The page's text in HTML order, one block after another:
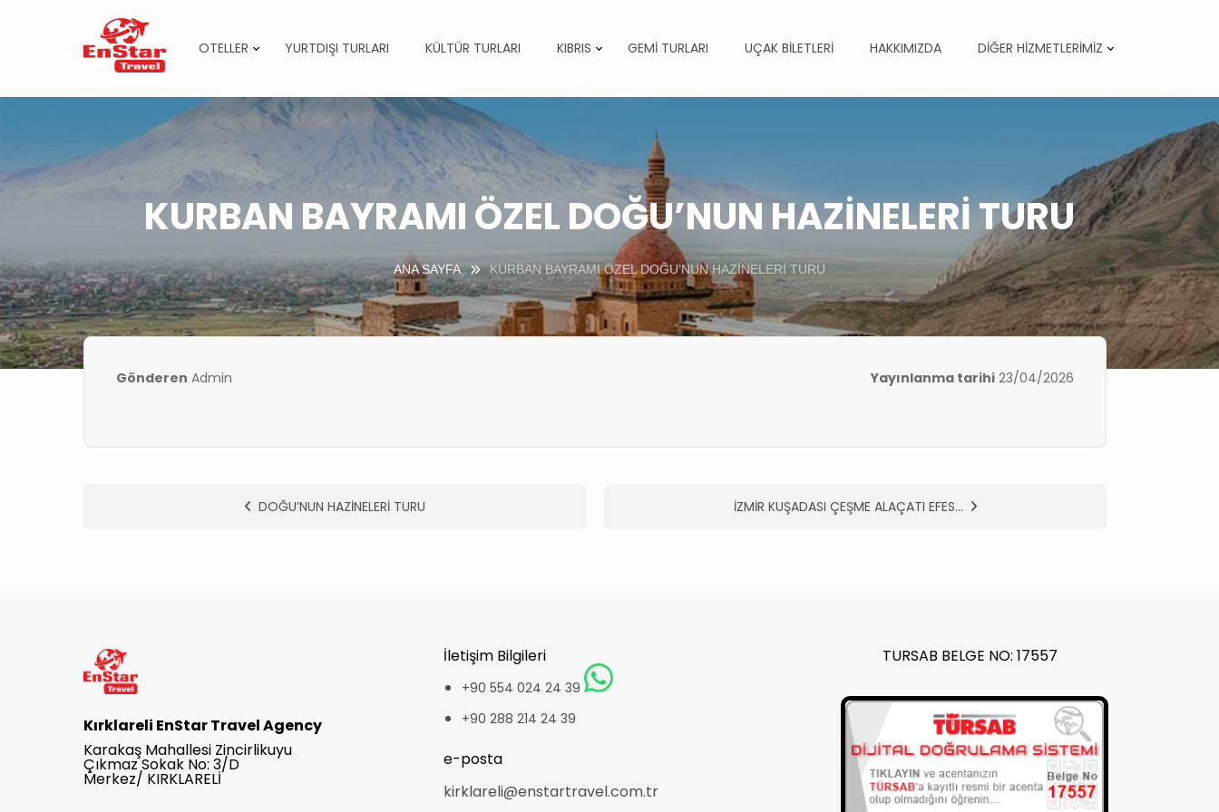
İçeriğe
OTELLER YURTDIŞI TURLARI KÜLTÜR TURLARI KIBRIS GEMİ TURLARI UÇAK BİLETLERİ HAKKIMIZDA DİĞER HİZMETLERİMİZ
KURBAN BAYRAMI ÖZEL DOĞU’NUN HAZİNELERİ TURU
ANA SAYFA KURBAN BAYRAMI ÖZEL DOĞU’NUN HAZİNELERİ TURU
Gönderen Admin Yayınlanma tarihi 23/04/2026
DOĞU’NUN HAZİNELERİ TURU İZMİR KUŞADASI ÇEŞME ALAÇATI EFES…
Kırklareli EnStar Travel Agency
Karakaş Mahallesi Zincirlikuyu
Çıkmaz Sokak No: 3/D
Merkez/ KIRKLARELİ
İletişim Bilgileri
+90 554 024 24 39
+90 288 214 24 39
e-posta
kirklareli@enstartravel.com.tr
TURSAB BELGE NO: 17557